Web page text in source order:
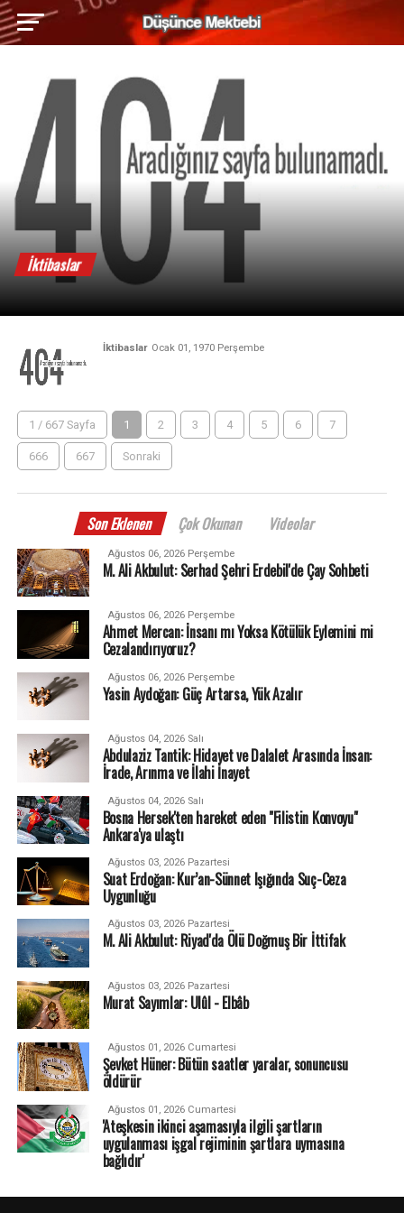
İktibaslar
İktibaslar Ocak 01, 1970 Perşembe
1 / 667 Sayfa 1 2 3 4 5 6 7
666 667 Sonraki
Son Eklenen Çok Okunan Videolar
Ağustos 06, 2026 Perşembe
M. Ali Akbulut: Serhad Şehri Erdebil'de Çay Sohbeti
Ağustos 06, 2026 Perşembe
Ahmet Mercan: İnsanı mı Yoksa Kötülük Eylemini mi
Cezalandırıyoruz?
Ağustos 06, 2026 Perşembe
Yasin Aydoğan: Güç Artarsa, Yük Azalır
Ağustos 04, 2026 Salı
Abdulaziz Tantik: Hidayet ve Dalalet Arasında İnsan:
İrade, Arınma ve İlahi İnayet
Ağustos 04, 2026 Salı
Bosna Hersek'ten hareket eden "Filistin Konvoyu"
Ankara'ya ulaştı
Ağustos 03, 2026 Pazartesi
Suat Erdoğan: Kur’an-Sünnet Işığında Suç-Ceza
Uygunluğu
Ağustos 03, 2026 Pazartesi
M. Ali Akbulut: Riyad'da Ölü Doğmuş Bir İttifak
Ağustos 03, 2026 Pazartesi
Murat Sayımlar: Ulûl - Elbâb
Ağustos 01, 2026 Cumartesi
Şevket Hüner: Bütün saatler yaralar, sonuncusu
öldürür
Ağustos 01, 2026 Cumartesi
'Ateşkesin ikinci aşamasıyla ilgili şartların
uygulanması işgal rejiminin şartlara uymasına
bağlıdır'